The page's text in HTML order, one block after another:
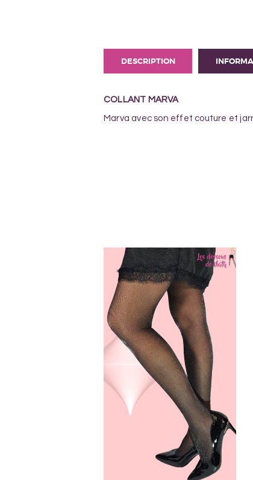
DESCRIPTION
COLLANT MARVA
Marva avec son effet couture et